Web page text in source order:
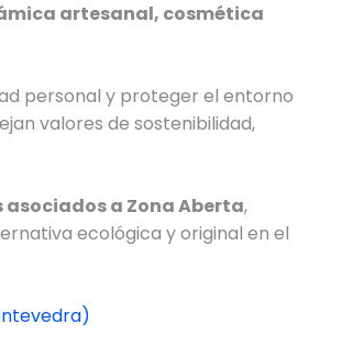
artesanal, cosmética
personal y proteger el entorno
valores de sostenibilidad,
a Zona Aberta,
ecológica y original en el